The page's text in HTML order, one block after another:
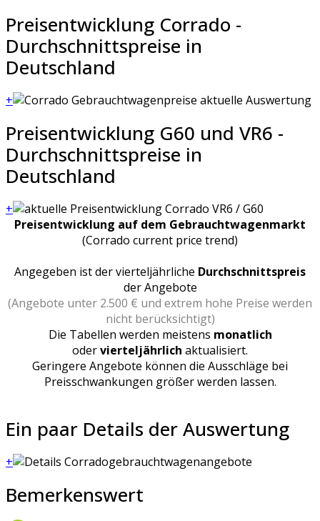
Preisentwicklung Corrado -
Durchschnittspreise in
Deutschland
+
Preisentwicklung G60 und VR6 -
Durchschnittspreise in
Deutschland
+
Preisentwicklung auf dem Gebrauchtwagenmarkt
(Corrado current price trend)
Angegeben ist der vierteljährliche Durchschnittspreis
der Angebote
(Angebote unter 2.500 € und extrem hohe Preise werden
nicht berücksichtigt)
Die Tabellen werden meistens monatlich
odervierteljährlich aktualisiert.
Geringere Angebote können die Ausschläge bei
Preisschwankungen größer werden lassen.
Ein paar Details der Auswertung
+
Bemerkenswert